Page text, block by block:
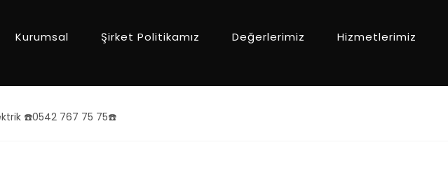
Kurumsal Şirket Politikamız Değerlerimiz Hizmetlerimiz
☎️0542 767 75 75☎️